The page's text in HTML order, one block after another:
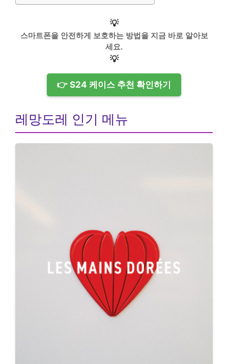
💡
스마트폰을 안전하게 보호하는 방법을 지금 바로 알아보
세요.
💡
👉 S24 케이스 추천 확인하기
레망도레 인기 메뉴